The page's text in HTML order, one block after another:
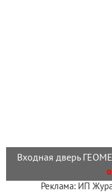
Входная дверь
Реклама: ИП